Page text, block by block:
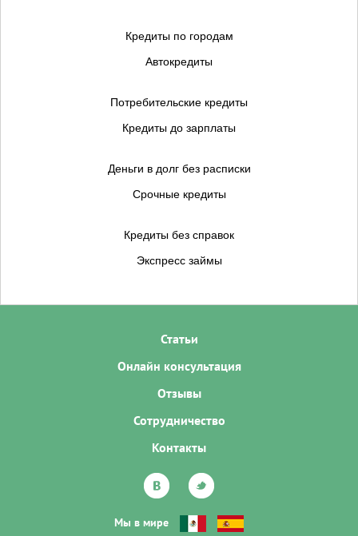
Кредиты по городам
Автокредиты
Потребительские кредиты
Кредиты до зарплаты
Деньги в долг без расписки
Срочные кредиты
Кредиты без справок
Экспресс займы
Статьи
Онлайн консультация
Отзывы
Сотрудничество
Контакты
Мы в мире